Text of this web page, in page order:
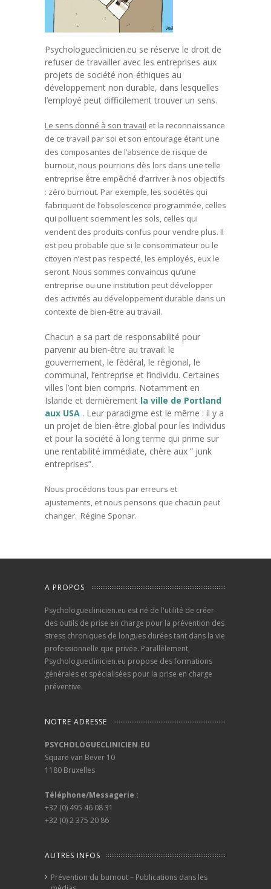
Psychologueclinicien.eu se réserve le droit de
refuser de travailler avec les entreprises aux
projets de société non-éthiques au
développement non durable, dans lesquelles
l’employé peut difficilement trouver un sens.
Le sens donné à son travail et la reconnaissance
de ce travail par soi et son entourage étant une
des composantes de l’absence de risque de
burnout, nous pourrions dès lors dans une telle
entreprise être empêché d’arriver à nos objectifs
: zéro burnout. Par exemple, les sociétés qui
fabriquent de l’obsolescence programmée, celles
qui polluent sciemment les sols, celles qui
vendent des produits confus pour vendre plus. Il
est peu probable que si le consommateur ou le
citoyen n’est pas respecté, les employés, eux le
seront. Nous sommes convaincus qu’une
entreprise ou une institution peut développer
des activités au développement durable dans un
contexte de bien-être au travail.
Chacun a sa part de responsabilité pour
parvenir au bien-être au travail: le
gouvernement, le fédéral, le régional, le
communal, l’entreprise et l’individu. Certaines
villes l’ont bien compris. Notamment en
Islande et dernièrement la ville de Portland
aux USA . Leur paradigme est le même : il y a
un projet de bien-être global pour les individus
et pour la société à long terme qui prime sur
une rentabilité immédiate, chère aux ” junk
entreprises”.
Nous procédons tous par erreurs et
ajustements, et nous pensons que chacun peut
changer. Régine Sponar.
A PROPOS
Psychologueclinicien.eu est né de l'utilité de créer
des outils de prise en charge pour la prévention des
stress chroniques de longues durées tant dans la vie
professionnelle que privée. Parallèlement,
Psychologueclinicien.eu propose des formations
générales et spécialisées pour la prise en charge
préventive.
NOTRE ADRESSE
PSYCHOLOGUECLINICIEN.EU
Square van Bever 10
1180 Bruxelles
Téléphone/Messagerie :
+32 (0) 495 46 08 31
+32 (0) 2 375 20 86
AUTRES INFOS
Prévention du burnout – Publications dans les